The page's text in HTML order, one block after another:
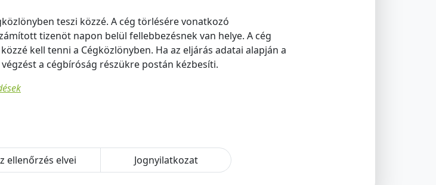
teszi közzé. A cég törlésére vonatkozó
tizenöt napon belül fellebbezésnek van helye. A cég
kell tenni a Cégközlönyben. Ha az eljárás adatai alapján a
a cégbíróság részükre postán kézbesíti.
ellenőrzés elvei Jognyilatkozat